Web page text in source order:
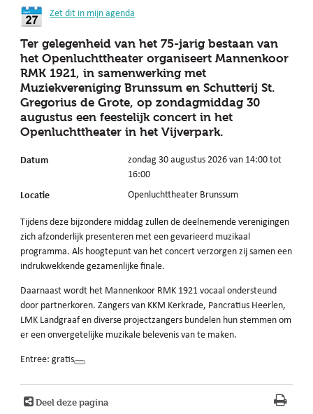
Zet dit in mijn agenda
Ter gelegenheid van het 75-jarig bestaan van
het Openluchttheater organiseert Mannenkoor
RMK 1921, in samenwerking met
Muziekvereniging Brunssum en Schutterij St.
Gregorius de Grote, op zondagmiddag 30
augustus een feestelijk concert in het
Openluchttheater in het Vijverpark.
Datum
zondag 30 augustus 2026 van 14:00 tot
16:00
Locatie Openluchttheater Brunssum
Tijdens deze bijzondere middag zullen de deelnemende verenigingen
zich afzonderlijk presenteren met een gevarieerd muzikaal
programma. Als hoogtepunt van het concert verzorgen zij samen een
indrukwekkende gezamenlijke finale.
Daarnaast wordt het Mannenkoor RMK 1921 vocaal ondersteund
door partnerkoren. Zangers van KKM Kerkrade, Pancratius Heerlen,
LMK Landgraaf en diverse projectzangers bundelen hun stemmen om
er een onvergetelijke muzikale belevenis van te maken.
Entree: gratis
Deel deze pagina